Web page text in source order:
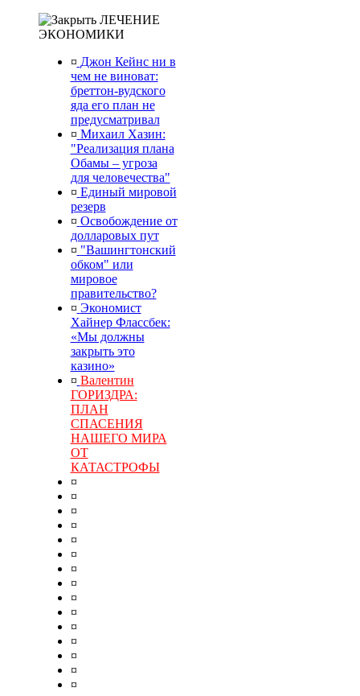
ЛЕЧЕНИЕ
ЭКОНОМИКИ
¤ Джон Кейнс ни в
чем не виноват:
бреттон-вудского
яда его план не
предусматривал
¤ Михаил Хазин:
"Реализация плана
Обамы – угроза
для человечества"
¤ Единый мировой
резерв
¤ Освобождение от
долларовых пут
¤ "Вашингтонский
обком" или
мировое
правительство?
¤ Экономист
Хайнер Флассбек:
«Мы должны
закрыть это
казино»
¤ Валентин
ГОРИЗДРА:
ПЛАН
СПАСЕНИЯ
НАШЕГО МИРА
ОТ
КАТАСТРОФЫ
¤
¤
¤
¤
¤
¤
¤
¤
¤
¤
¤
¤
¤
¤
¤